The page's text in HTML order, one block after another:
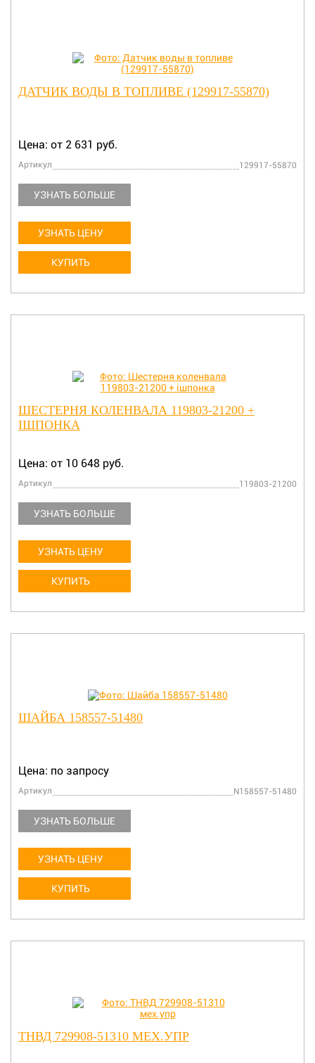
ДАТЧИК ВОДЫ В ТОПЛИВЕ (129917-55870)
Цена: от 2 631 руб.
Артикул 129917-55870
УЗНАТЬ БОЛЬШЕ
УЗНАТЬ ЦЕНУ
КУПИТЬ
ШЕСТЕРНЯ КОЛЕНВАЛА 119803-21200 +
IШПОНКА
Цена: от 10 648 руб.
Артикул 119803-21200
УЗНАТЬ БОЛЬШЕ
УЗНАТЬ ЦЕНУ
КУПИТЬ
ШАЙБА 158557-51480
Цена: по запросу
Артикул N158557-51480
УЗНАТЬ БОЛЬШЕ
УЗНАТЬ ЦЕНУ
КУПИТЬ
ТНВД 729908-51310 МЕХ.УПР